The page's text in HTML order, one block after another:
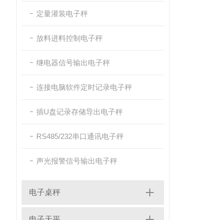
定量灌装电子秤
放料进料控制电子秤
继电器信号输出电子秤
连接电脑软件定时记录电子秤
插U盘记录存储导出电子秤
RS485/232串口通讯电子秤
声光报警信号输出电子秤
电子桌秤